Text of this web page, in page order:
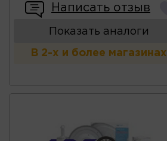
Написать отзыв
Показать аналоги
В 2-х и более магазинах